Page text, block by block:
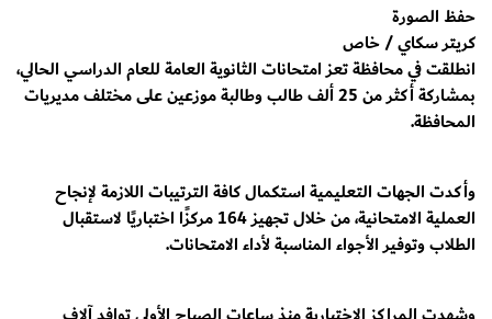
حفظ الصورة
كريتر سكاي / خاص
انطلقت في محافظة تعز امتحانات الثانوية العامة للعام الدراسي الحالي،
بمشاركة أكثر من 25 ألف طالب وطالبة موزعين على مختلف مديريات
المحافظة.
وأكدت الجهات التعليمية استكمال كافة الترتيبات اللازمة لإنجاح
العملية الامتحانية، من خلال تجهيز 164 مركزًا اختباريًا لاستقبال
الطلاب وتوفير الأجواء المناسبة لأداء الامتحانات.